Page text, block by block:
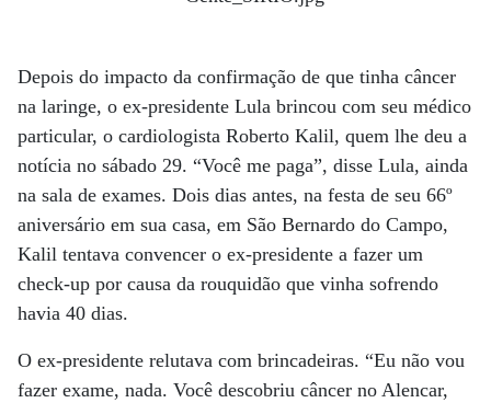
Depois do impacto da confirmação de que tinha câncer
na laringe, o ex-presidente Lula brincou com seu médico
particular, o cardiologista Roberto Kalil, quem lhe deu a
notícia no sábado 29. “Você me paga”, disse Lula, ainda
na sala de exames. Dois dias antes, na festa de seu 66º
aniversário em sua casa, em São Bernardo do Campo,
Kalil tentava convencer o ex-presidente a fazer um
check-up por causa da rouquidão que vinha sofrendo
havia 40 dias.
O ex-presidente relutava com brincadeiras. “Eu não vou
fazer exame, nada. Você descobriu câncer no Alencar,